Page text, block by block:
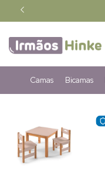
Camas Bicamas